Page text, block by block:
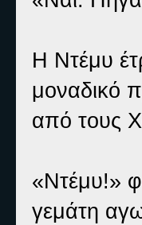
Η Ντέμυ
μοναδικό
από τους
«Ντέμυ!»
γεμάτη